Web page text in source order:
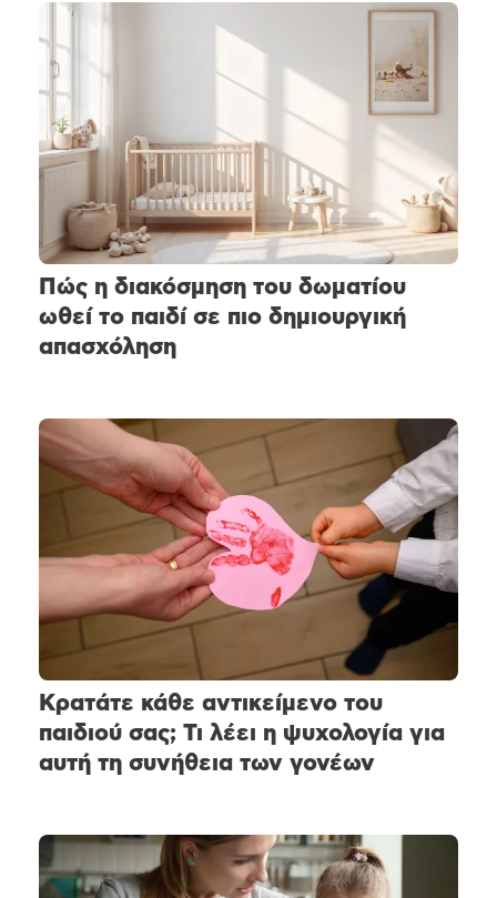
Πώς η διακόσμηση του δωματίου
ωθεί το παιδί σε πιο δημιουργική
απασχόληση
Κρατάτε κάθε αντικείμενο του
παιδιού σας; Τι λέει η ψυχολογία για
αυτή τη συνήθεια των γονέων